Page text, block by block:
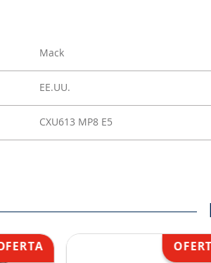
Mack
EE.UU.
CXU613 MP8 E5